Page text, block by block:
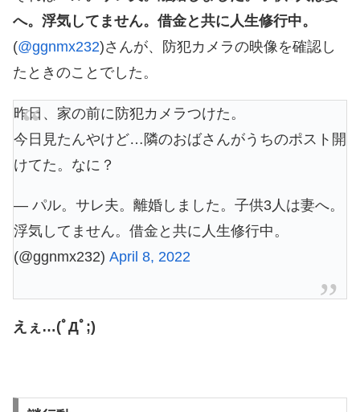
へ。浮気してません。借金と共に人生修行中。
(@ggnmx232)さんが、防犯カメラの映像を確認し
たときのことでした。
昨日、家の前に防犯カメラつけた。
今日見たんやけど…隣のおばさんがうちのポスト開
けてた。なに？
— パル。サレ夫。離婚しました。子供3人は妻へ。
浮気してません。借金と共に人生修行中。
(@ggnmx232) April 8, 2022
えぇ…(ﾟДﾟ;)